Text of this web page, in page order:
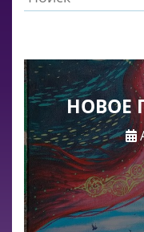
НОВОЕ